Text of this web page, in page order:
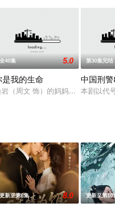
生了一系列骇人听闻的事，一
全40集 5.0
是我的生命
岩（周文 饰）的妈妈裴书玲（萨
第30集完结
中国刑
本剧以代
更新至第6集 8.0 更新至第10